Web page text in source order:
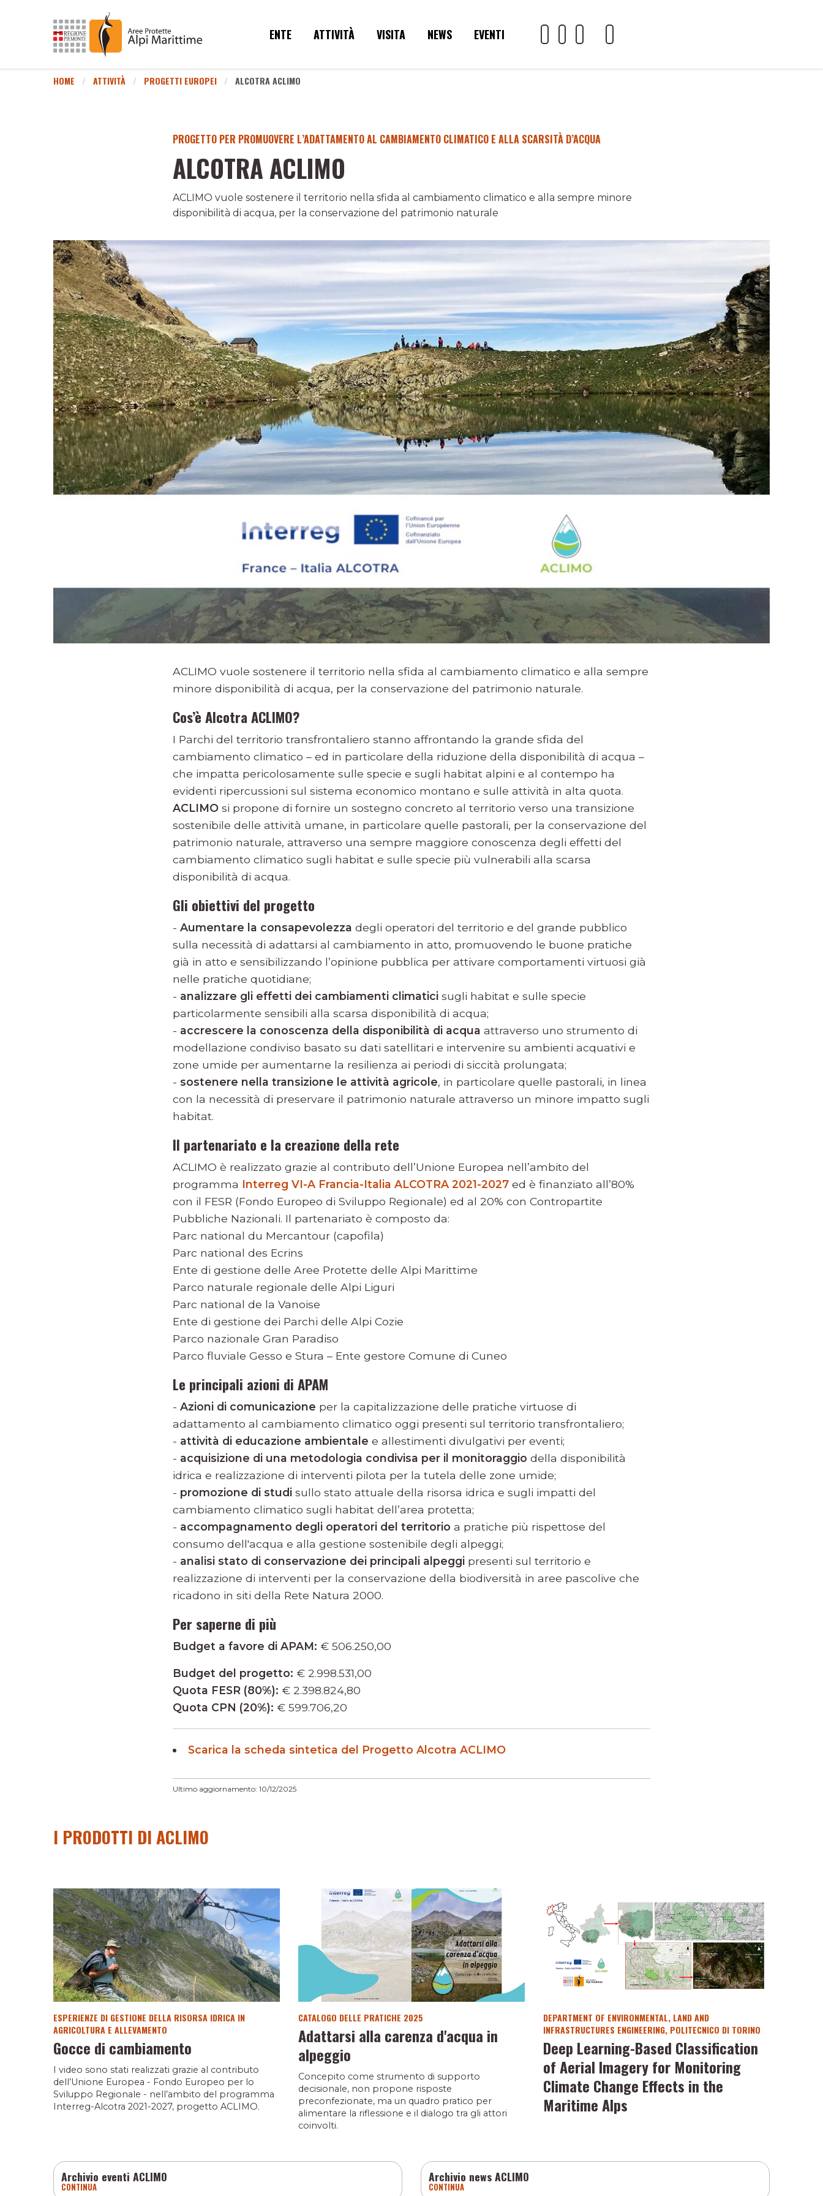
ENTE ATTIVITÀ VISITA NEWS EVENTI
HOME ATTIVITÀ PROGETTI EUROPEI ALCOTRA ACLIMO
PROGETTO PER PROMUOVERE L’ADATTAMENTO AL CAMBIAMENTO CLIMATICO E ALLA SCARSITÀ D’ACQUA
ALCOTRA ACLIMO
ACLIMO vuole sostenere il territorio nella sfida al cambiamento climatico e alla sempre minore
disponibilità di acqua, per la conservazione del patrimonio naturale
ACLIMO vuole sostenere il territorio nella sfida al cambiamento climatico e alla sempre
minore disponibilità di acqua, per la conservazione del patrimonio naturale.
Cos’è Alcotra ACLIMO?
I Parchi del territorio transfrontaliero stanno affrontando la grande sfida del
cambiamento climatico – ed in particolare della riduzione della disponibilità di acqua –
che impatta pericolosamente sulle specie e sugli habitat alpini e al contempo ha
evidenti ripercussioni sul sistema economico montano e sulle attività in alta quota.
ACLIMO si propone di fornire un sostegno concreto al territorio verso una transizione
sostenibile delle attività umane, in particolare quelle pastorali, per la conservazione del
patrimonio naturale, attraverso una sempre maggiore conoscenza degli effetti del
cambiamento climatico sugli habitat e sulle specie più vulnerabili alla scarsa
disponibilità di acqua.
Gli obiettivi del progetto
- Aumentare la consapevolezza degli operatori del territorio e del grande pubblico
sulla necessità di adattarsi al cambiamento in atto, promuovendo le buone pratiche
già in atto e sensibilizzando l’opinione pubblica per attivare comportamenti virtuosi già
nelle pratiche quotidiane;
- analizzare gli effetti dei cambiamenti climatici sugli habitat e sulle specie
particolarmente sensibili alla scarsa disponibilità di acqua;
- accrescere la conoscenza della disponibilità di acqua attraverso uno strumento di
modellazione condiviso basato su dati satellitari e intervenire su ambienti acquativi e
zone umide per aumentarne la resilienza ai periodi di siccità prolungata;
- sostenere nella transizione le attività agricole, in particolare quelle pastorali, in linea
con la necessità di preservare il patrimonio naturale attraverso un minore impatto sugli
habitat.
Il partenariato e la creazione della rete
ACLIMO è realizzato grazie al contributo dell’Unione Europea nell’ambito del
programma Interreg VI-A Francia-Italia ALCOTRA 2021-2027 ed è finanziato all’80%
con il FESR (Fondo Europeo di Sviluppo Regionale) ed al 20% con Contropartite
Pubbliche Nazionali. Il partenariato è composto da:
Parc national du Mercantour (capofila)
Parc national des Ecrins
Ente di gestione delle Aree Protette delle Alpi Marittime
Parco naturale regionale delle Alpi Liguri
Parc national de la Vanoise
Ente di gestione dei Parchi delle Alpi Cozie
Parco nazionale Gran Paradiso
Parco fluviale Gesso e Stura – Ente gestore Comune di Cuneo
Le principali azioni di APAM
- Azioni di comunicazione per la capitalizzazione delle pratiche virtuose di
adattamento al cambiamento climatico oggi presenti sul territorio transfrontaliero;
- attività di educazione ambientale e allestimenti divulgativi per eventi;
- acquisizione di una metodologia condivisa per il monitoraggio della disponibilità
idrica e realizzazione di interventi pilota per la tutela delle zone umide;
- promozione di studi sullo stato attuale della risorsa idrica e sugli impatti del
cambiamento climatico sugli habitat dell’area protetta;
- accompagnamento degli operatori del territorio a pratiche più rispettose del
consumo dell'acqua e alla gestione sostenibile degli alpeggi;
- analisi stato di conservazione dei principali alpeggi presenti sul territorio e
realizzazione di interventi per la conservazione della biodiversità in aree pascolive che
ricadono in siti della Rete Natura 2000.
Per saperne di più
Budget a favore di APAM: € 506.250,00
Budget del progetto: € 2.998.531,00
Quota FESR (80%): € 2.398.824,80
Quota CPN (20%): € 599.706,20
Scarica la scheda sintetica del Progetto Alcotra ACLIMO
Ultimo aggiornamento: 10/12/2025
I PRODOTTI DI ACLIMO
ESPERIENZE DI GESTIONE DELLA RISORSA IDRICA IN
AGRICOLTURA E ALLEVAMENTO
Gocce di cambiamento
I video sono stati realizzati grazie al contributo
dell’Unione Europea - Fondo Europeo per lo
Sviluppo Regionale - nell’ambito del programma
Interreg-Alcotra 2021-2027, progetto ACLIMO.
CATALOGO DELLE PRATICHE 2025
Adattarsi alla carenza d'acqua in
alpeggio
Concepito come strumento di supporto
decisionale, non propone risposte
preconfezionate, ma un quadro pratico per
alimentare la riflessione e il dialogo tra gli attori
coinvolti.
DEPARTMENT OF ENVIRONMENTAL, LAND AND
INFRASTRUCTURES ENGINEERING, POLITECNICO DI TORINO
Deep Learning-Based Classification
of Aerial Imagery for Monitoring
Climate Change Effects in the
Maritime Alps
Archivio eventi ACLIMO
CONTINUA
Archivio news ACLIMO
CONTINUA